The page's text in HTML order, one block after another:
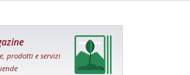
prodotti e servizi